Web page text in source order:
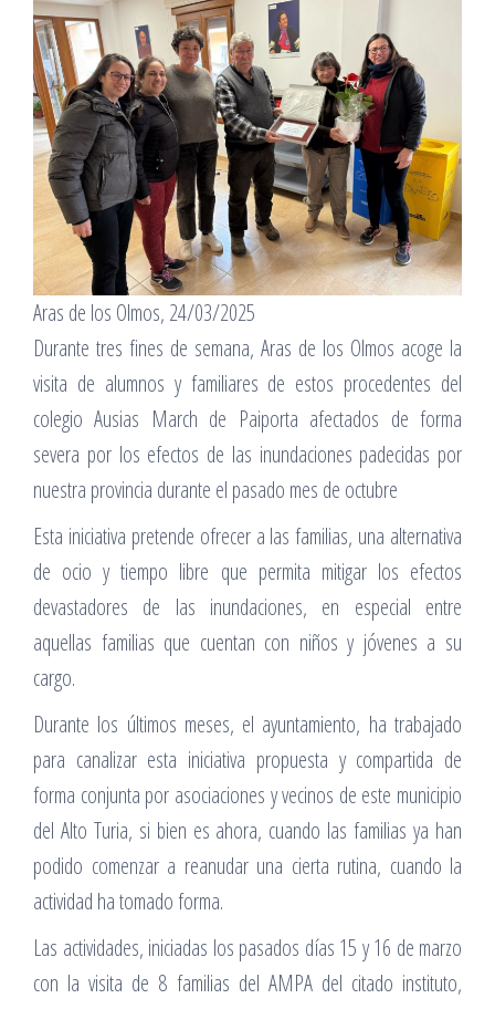
Aras de los Olmos, 24/03/2025
Durante tres fines de semana, Aras de los Olmos acoge la
visita de alumnos y familiares de estos procedentes del
colegio Ausias March de Paiporta afectados de forma
severa por los efectos de las inundaciones padecidas por
nuestra provincia durante el pasado mes de octubre
Esta iniciativa pretende ofrecer a las familias, una alternativa
de ocio y tiempo libre que permita mitigar los efectos
devastadores de las inundaciones, en especial entre
aquellas familias que cuentan con niños y jóvenes a su
cargo.
Durante los últimos meses, el ayuntamiento, ha trabajado
para canalizar esta iniciativa propuesta y compartida de
forma conjunta por asociaciones y vecinos de este municipio
del Alto Turia, si bien es ahora, cuando las familias ya han
podido comenzar a reanudar una cierta rutina, cuando la
actividad ha tomado forma.
Las actividades, iniciadas los pasados días 15 y 16 de marzo
con la visita de 8 familias del AMPA del citado instituto,